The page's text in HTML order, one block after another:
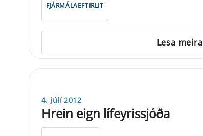
FJÁRMÁLAEFTIRLIT
Lesa meira
4. júlí 2012
Hrein eign lífeyrissjóða